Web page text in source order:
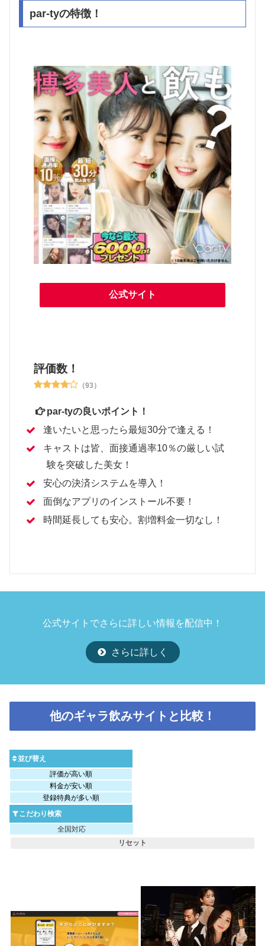
par-tyの特徴！
公式サイト
評価数！
（93）
par-tyの良いポイント！
逢いたいと思ったら最短30分で逢える！
キャストは皆、面接通過率10％の厳しい試
験を突破した美女！
安心の決済システムを導入！
面倒なアプリのインストール不要！
時間延長しても安心。割増料金一切なし！
公式サイトでさらに詳しい情報を配信中！
さらに詳しく
他のギャラ飲みサイトと比較！
並び替え
評価が高い順
料金が安い順
登録特典が多い順
こだわり検索
全国対応
リセット